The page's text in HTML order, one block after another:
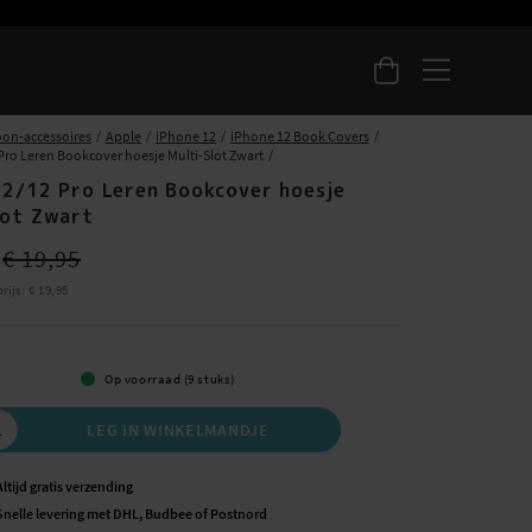
accessoires Apple iPhone 12
iPhone 12 Book Covers
Leren Bookcover hoesje Multi-Slot Zwart
12 Pro Leren Bookcover hoesje
Zwart
:€ 16,95Previous price
€ 19,95
: Prijs: € 19,95
€ 19,95
Op voorraad (9 stuks)
LEG IN WINKELMANDJE
gratis verzending
levering met DHL, Budbee of Postnord